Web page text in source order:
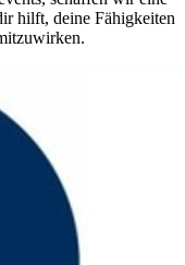
hilft, deine Fähigkeiten